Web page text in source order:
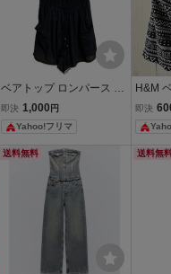
ベアトップ ロンパース オ
ールインワン
即決 1,000 円
Yahoo!フリマ
H&M
ン 幾何
即決
送料無料 送料無